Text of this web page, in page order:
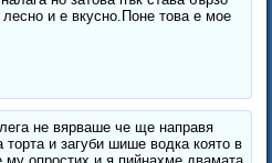
лесно и е вкусно.Поне това е мое
не вярваше че ще направя
торта и загуби шише водка която в